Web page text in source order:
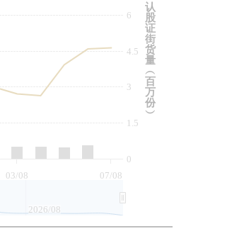
03/08 07/08
0
1.5
3
4.5
6
2026/08
认
股
证
街
货
量
︵
百
万
份
︶